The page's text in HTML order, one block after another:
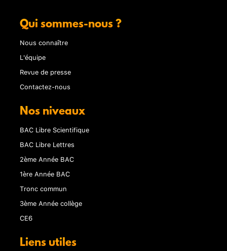
Qui sommes-nous ?
Nous connaître
L'équipe
Revue de presse
Contactez-nous
Nos niveaux
BAC Libre Scientifique
BAC Libre Lettres
2ème Année BAC
1ère Année BAC
Tronc commun
3ème Année collège
CE6
Liens utiles